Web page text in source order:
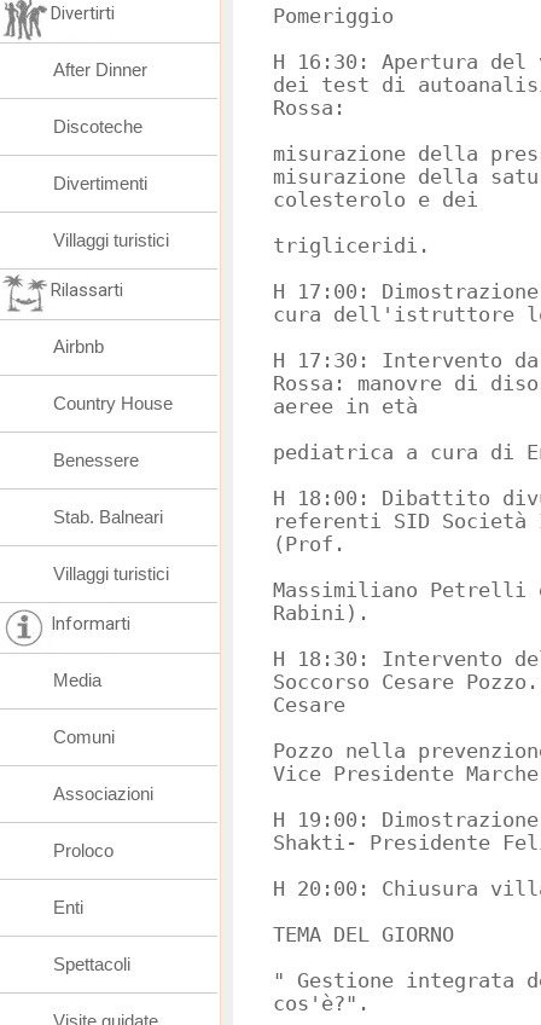
Pomeriggio
H 16:30: Apertura
dei test di
Rossa:
misurazione della
misurazione della
colesterolo e dei
trigliceridi.
H 17:00:
cura dell'istruttore
H 17:30: Intervento
Rossa: manovre di
aeree in età
pediatrica a cura di
H 18:00: Dibattito
referenti SID
(Prof.
Massimiliano Petrelli
Rabini).
H 18:30: Intervento
Soccorso Cesare
Cesare
Pozzo nella
Vice Presidente
H 19:00:
Shakti- Presidente
H 20:00: Chiusura
TEMA DEL GIORNO
" Gestione integrata
cos'è?".
Divertirti
After Dinner
Discoteche
Divertimenti
Villaggi turistici
Rilassarti
Airbnb
Country House
Benessere
Stab. Balneari
Villaggi turistici
Informarti
Media
Comuni
Associazioni
Proloco
Enti
Spettacoli
Visite guidate